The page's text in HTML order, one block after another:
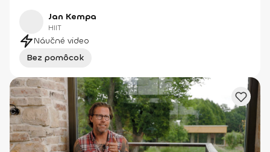
Jan Kempa
HIIT
Náučné video
Bez pomôcok